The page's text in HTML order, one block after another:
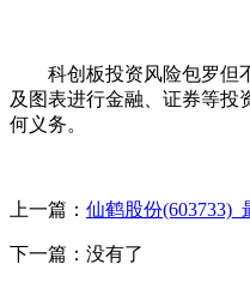
科创板投资风险包罗但不
及图表进行金融、证券等投
何义务。
上一篇： 仙鹤股份
下一篇：没有了